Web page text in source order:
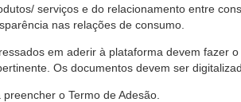
serviços e do relacionamento entre
nas relações de consumo.
em aderir à plataforma devem fazer
Os documentos devem ser
preencher o Termo de Adesão.